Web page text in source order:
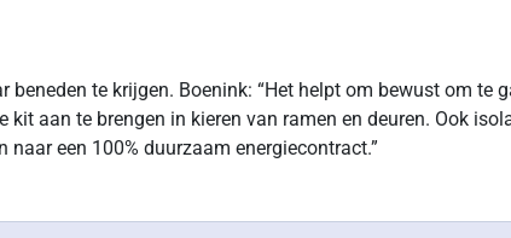
te krijgen. Boenink: “Het helpt om bewust om te
aan te brengen in kieren van ramen en deuren. Ook
een 100% duurzaam energiecontract.”